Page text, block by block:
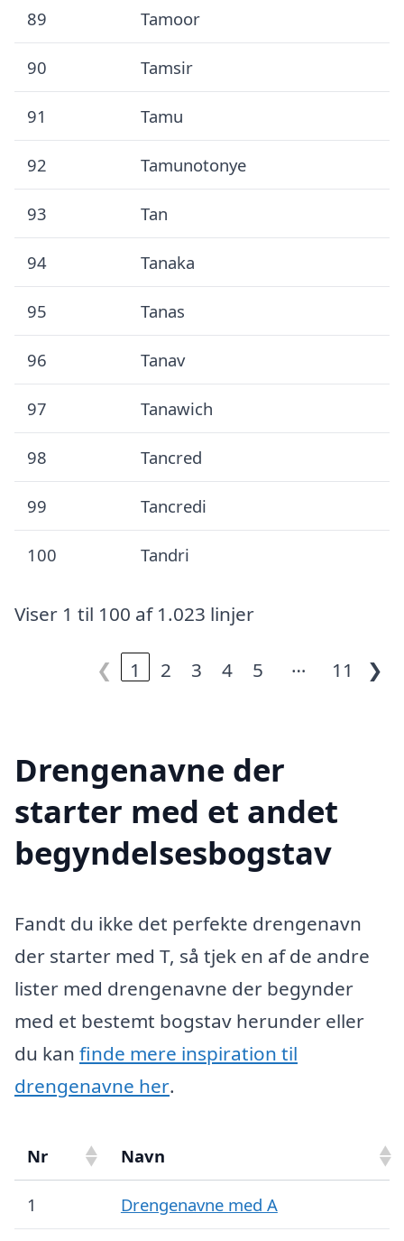
89 Tamoor
90 Tamsir
91 Tamu
92 Tamunotonye
93 Tan
94 Tanaka
95 Tanas
96 Tanav
97 Tanawich
98 Tancred
99 Tancredi
100 Tandri
Viser 1 til 100 af 1.023 linjer
❮ 1 2 3 4 5 … 11 ❯
Drengenavne der
starter med et andet
begyndelsesbogstav
Fandt du ikke det perfekte drengenavn
der starter med T, så tjek en af de andre
lister med drengenavne der begynder
med et bestemt bogstav herunder eller
du kan finde mere inspiration til
drengenavne her.
Nr Navn
1 Drengenavne med A